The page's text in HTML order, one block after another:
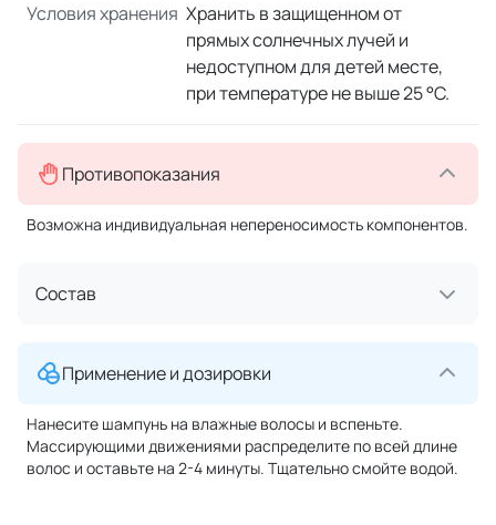
Условия хранения Хранить в защищенном от
прямых солнечных лучей и
недоступном для детей месте,
при температуре не выше 25 °C.
Противопоказания
Возможна индивидуальная непереносимость компонентов.
Состав
Применение и дозировки
Нанесите шампунь на влажные волосы и вспеньте.
Массирующими движениями распределите по всей длине
волос и оставьте на 2-4 минуты. Тщательно смойте водой.